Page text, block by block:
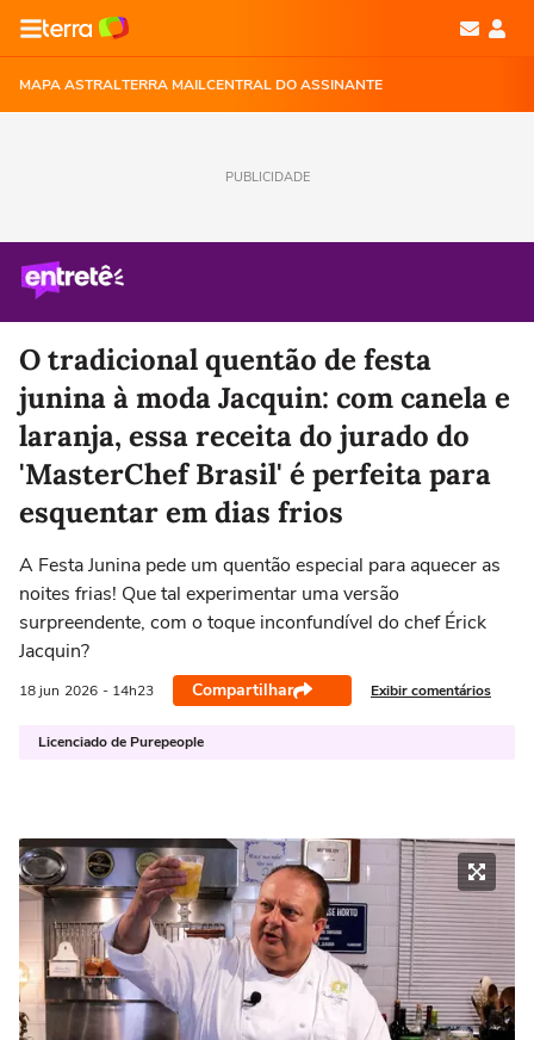
MAPA ASTRALTERRA MAILCENTRAL DO ASSINANTE
PUBLICIDADE
O tradicional quentão de festa
junina à moda Jacquin: com canela e
laranja, essa receita do jurado do
'MasterChef Brasil' é perfeita para
esquentar em dias frios
A Festa Junina pede um quentão especial para aquecer as
noites frias! Que tal experimentar uma versão
surpreendente, com o toque inconfundível do chef Érick
Jacquin?
18 jun 2026 - 14h23 Compartilhar Exibir comentários
Licenciado de Purepeople